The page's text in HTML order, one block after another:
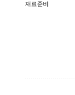
재료준비